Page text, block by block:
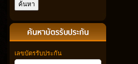
เลขบัตรรับประกัน